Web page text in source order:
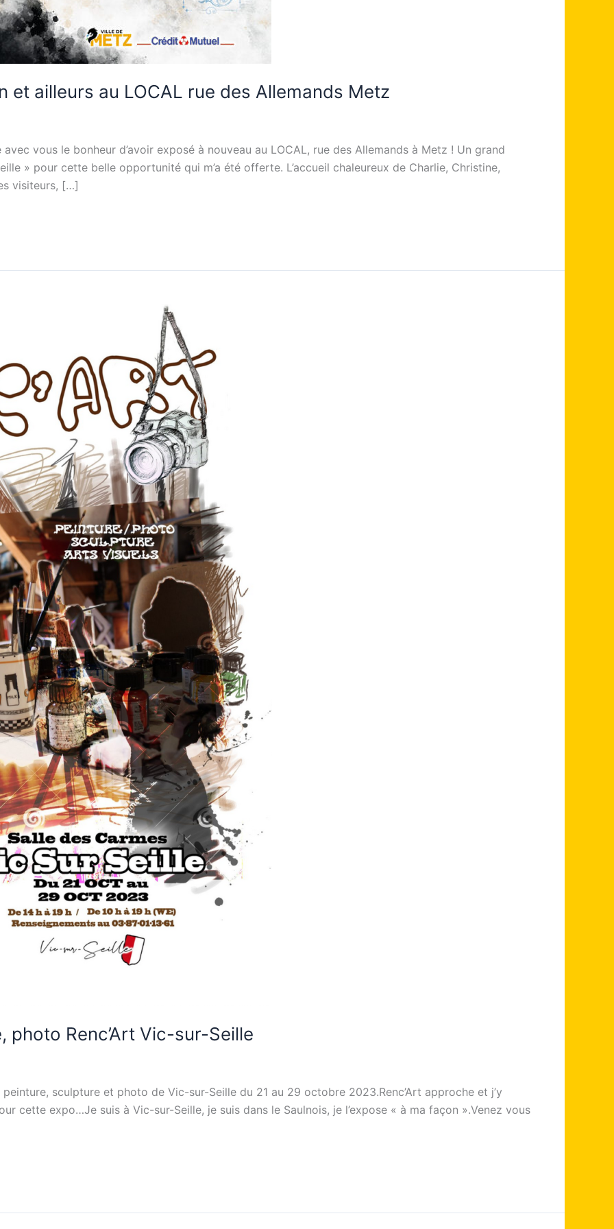
et ailleurs au LOCAL rue des Allemands Metz
vous le bonheur d’avoir exposé à nouveau au LOCAL, rue des Allemands à Metz ! Un grand
» pour cette belle opportunité qui m’a été offerte. L’accueil chaleureux de Charlie, Christine,
visiteurs, […]
Renc’Art Vic-sur-Seille
sculpture et photo de Vic-sur-Seille du 21 au 29 octobre 2023.Renc’Art approche et j’y
cette expo…Je suis à Vic-sur-Seille, je suis dans le Saulnois, je l’expose « à ma façon ».Venez vous